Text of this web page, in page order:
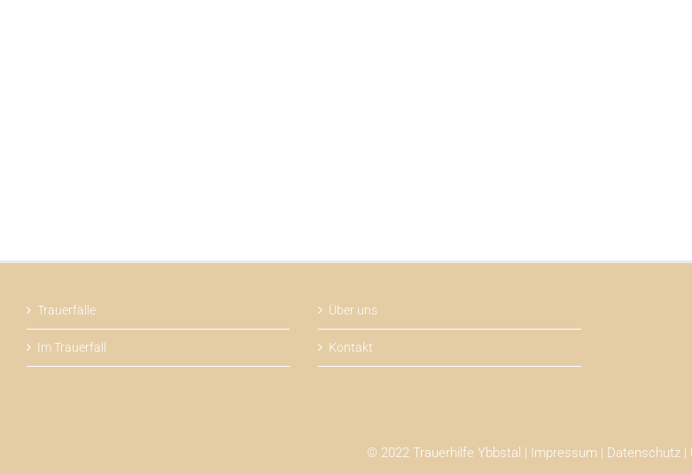
Trauerfälle
Im Trauerfall
Über uns
Kontakt
© 2022 Trauerhilfe Ybbstal | Impressum | Datenschutz|